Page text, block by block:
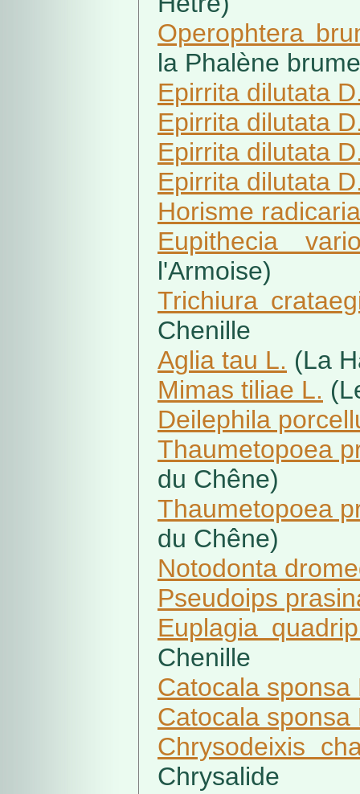
Operophtera
la Phalène
Epirrita dilutata
Epirrita dilutata
Epirrita dilutata
Epirrita dilutata
Horisme
Eupithecia
l'Armoise)
Trichiura
Chenille
Aglia tau L. (La
Mimas tiliae L.
Deilephila
Thaumetopoea
du Chêne)
Thaumetopoea
du Chêne)
Notodonta
Pseudoips
Euplagia
Chenille
Catocala sponsa
Catocala sponsa
Chrysodeixis
Chrysalide